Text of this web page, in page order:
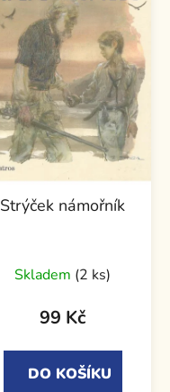
Strýček námořník
Skladem (2 ks)
99 Kč
DO KOŠÍKU